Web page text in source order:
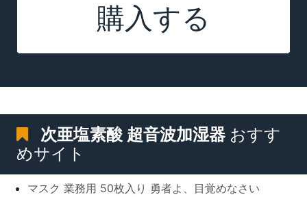
購入する
次亜塩素酸 超音波加湿器 おすす
めサイト
マスク 業務用 50枚入り 勇者よ、目覚めなさい